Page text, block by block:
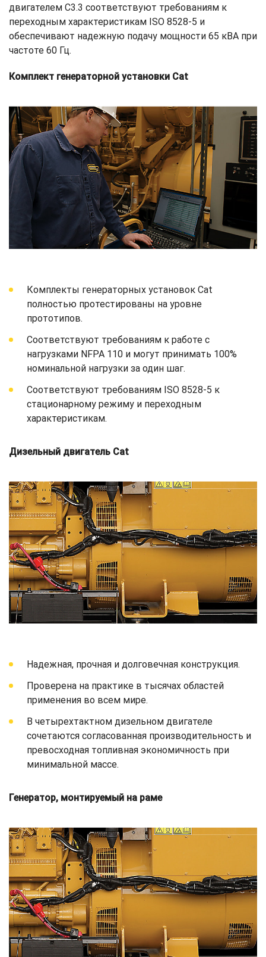
двигателем C3.3 соответствуют требованиям к
переходным характеристикам ISO 8528-5 и
обеспечивают надежную подачу мощности 65 кВА при
частоте 60 Гц.
Комплект генераторной установки Cat
Комплекты генераторных установок Cat
полностью протестированы на уровне
прототипов.
Соответствуют требованиям к работе с
нагрузками NFPA 110 и могут принимать 100%
номинальной нагрузки за один шаг.
Соответствуют требованиям ISO 8528-5 к
стационарному режиму и переходным
характеристикам.
Дизельный двигатель Cat
Надежная, прочная и долговечная конструкция.
Проверена на практике в тысячах областей
применения во всем мире.
В четырехтактном дизельном двигателе
сочетаются согласованная производительность и
превосходная топливная экономичность при
минимальной массе.
Генератор, монтируемый на раме